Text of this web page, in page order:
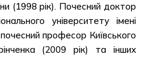
(1998 рік). Почесний доктор
університету імені
професор Київського
(2009 рік) та інших